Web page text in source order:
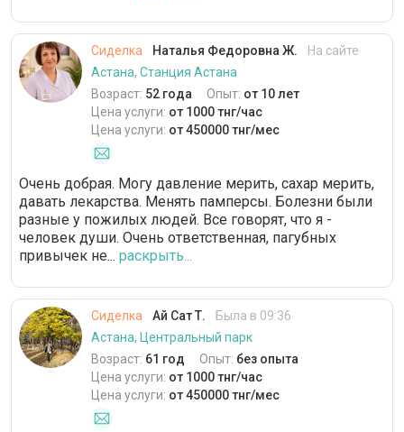
Сиделка Наталья Федоровна Ж.
На сайте
Астана, Станция Астана
Возраст: 52 года Опыт: от 10 лет
Цена услуги: от 1000 тнг/час
Цена услуги: от 450000 тнг/мес
Очень добрая. Могу давление мерить, сахар мерить,
давать лекарства. Менять памперсы. Болезни были
разные у пожилых людей. Все говорят, что я -
человек души. Очень ответственная, пагубных
привычек не... раскрыть...
Сиделка Ай Сат Т.
Была в 09:36
Астана, Центральный парк
Возраст: 61 год Опыт: без опыта
Цена услуги: от 1000 тнг/час
Цена услуги: от 450000 тнг/мес